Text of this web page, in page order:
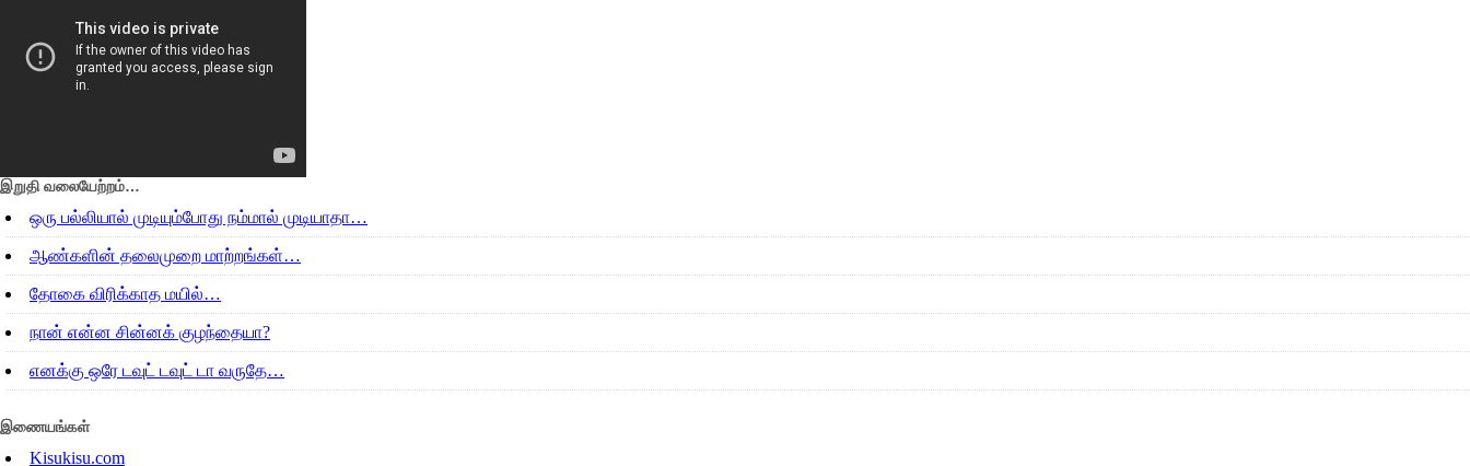
இறுதி வலையேற்றம்…
ஒரு பல்லியால் முடியும்போது நம்மால் முடியாதா…
ஆண்களின் தலைமுறை மாற்றங்கள்…
தோகை விரிக்காத மயில்…
நான் என்ன சின்னக் குழந்தையா?
எனக்கு ஒரே டவுட் டவுட் டா வருதே…
இணையங்கள்
Kisukisu.com